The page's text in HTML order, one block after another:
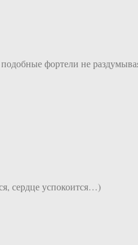
фортели не
сердце успокоится…)